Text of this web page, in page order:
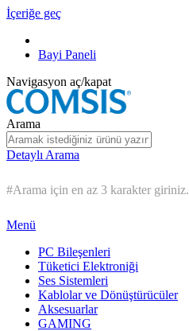
İçeriğe geç
Bayi Paneli
Navigasyon aç/kapat
Arama
Detaylı Arama
#Arama için en az 3 karakter giriniz.
Menü
PC Bileşenleri
Tüketici Elektroniği
Ses Sistemleri
Kablolar ve Dönüştürücüler
Aksesuarlar
GAMING